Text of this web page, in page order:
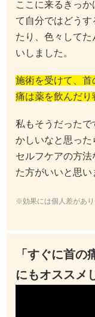
ここに来るきっか
て自分ではどう
たり、色々して
いしました。
施術を受けて、
痛は薬を飲んだり
私もそうだった
かしいなと思っ
セルフケアの方
た方がいいと思い
※効果には個人差があり
「すぐに首の
にもオススメ